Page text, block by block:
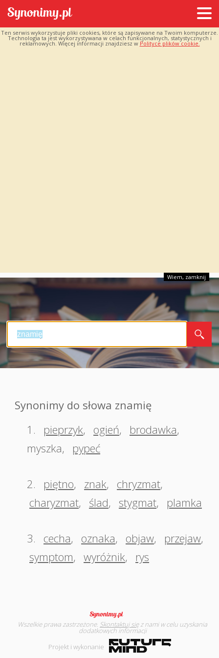
Ten serwis wykorzystuje pliki cookies, które są zapisywane na Twoim komputerze.
Technologia ta jest wykorzystywana w celach funkcjonalnych, statystycznych i
reklamowych. Więcej informacji znajdziesz w Polityce plików cookie.
Wiem, zamknij
Synonimy do słowa znamię
1.
pieprzyk, ogień, brodawka,
myszka, pypeć
2. piętno, znak, chryzmat,
charyzmat, ślad, stygmat, plamka
3. cecha, oznaka, objaw, przejaw,
symptom, wyróżnik, rys
Wszelkie prawa zastrzeżone. Skontaktuj sięz nami w celu uzyskania
dodatkowych informacji
Projekt i wykonanie